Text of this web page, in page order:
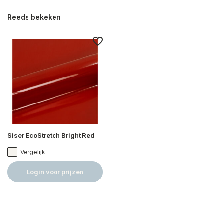
Reeds bekeken
Siser EcoStretch Bright Red
Vergelijk
Login voor prijzen